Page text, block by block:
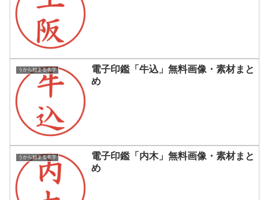
うから始まる名字
電子印鑑「牛込」無料画像・素材まと
め
うから始まる名字
電子印鑑「内木」無料画像・素材まと
め